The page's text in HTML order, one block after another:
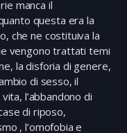
manca il
questa era la
che ne costituiva la
vengono trattati temi
la disforia di genere,
di sesso, il
l’abbandono di
di riposo,
, l’omofobia e